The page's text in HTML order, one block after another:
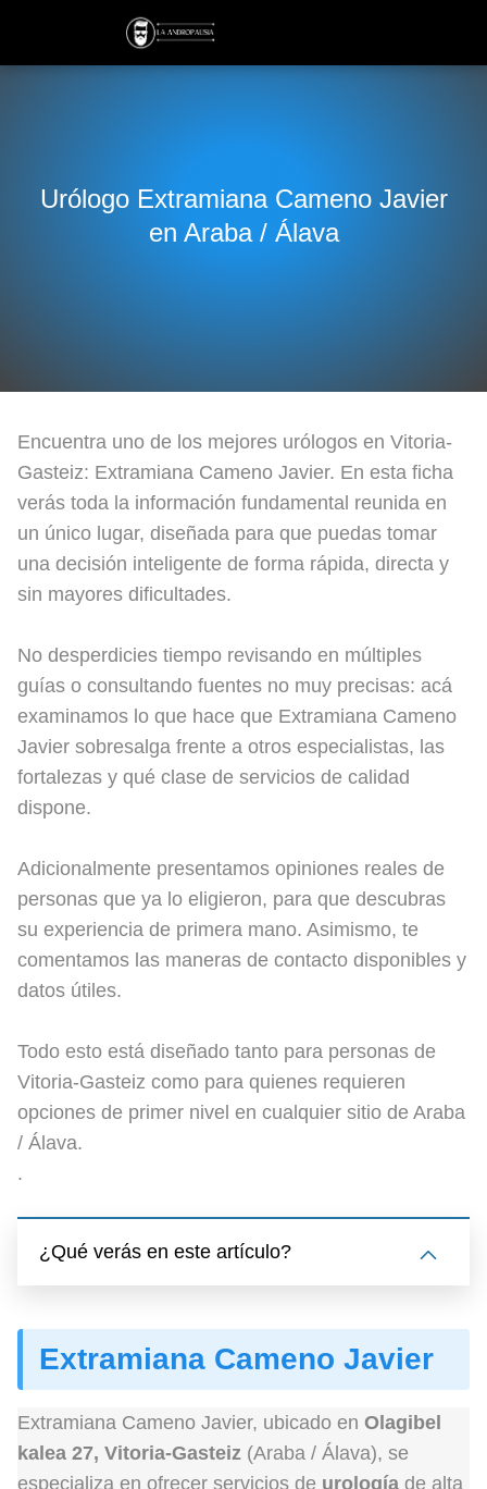
Urólogo Extramiana Cameno Javier
en Araba / Álava
Encuentra uno de los mejores urólogos en Vitoria-
Gasteiz: Extramiana Cameno Javier. En esta ficha
verás toda la información fundamental reunida en
un único lugar, diseñada para que puedas tomar
una decisión inteligente de forma rápida, directa y
sin mayores dificultades.
No desperdicies tiempo revisando en múltiples
guías o consultando fuentes no muy precisas: acá
examinamos lo que hace que Extramiana Cameno
Javier sobresalga frente a otros especialistas, las
fortalezas y qué clase de servicios de calidad
dispone.
Adicionalmente presentamos opiniones reales de
personas que ya lo eligieron, para que descubras
su experiencia de primera mano. Asimismo, te
comentamos las maneras de contacto disponibles y
datos útiles.
Todo esto está diseñado tanto para personas de
Vitoria-Gasteiz como para quienes requieren
opciones de primer nivel en cualquier sitio de Araba
/ Álava.
.
¿Qué verás en este artículo?
Extramiana Cameno Javier
Extramiana Cameno Javier, ubicado en Olagibel
kalea 27, Vitoria-Gasteiz (Araba / Álava), se
especializa en ofrecer servicios de urología de alta